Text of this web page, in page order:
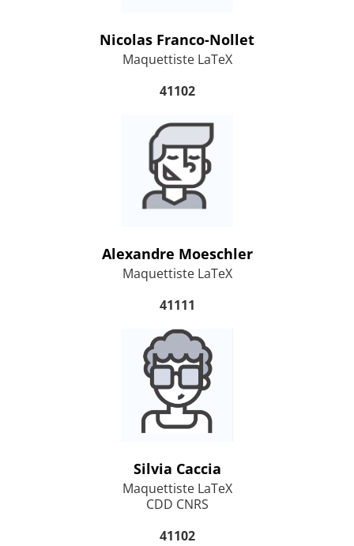
Nicolas Franco-Nollet
Maquettiste LaTeX
41102
Alexandre Moeschler
Maquettiste LaTeX
41111
Silvia Caccia
Maquettiste LaTeX
CDD CNRS
41102